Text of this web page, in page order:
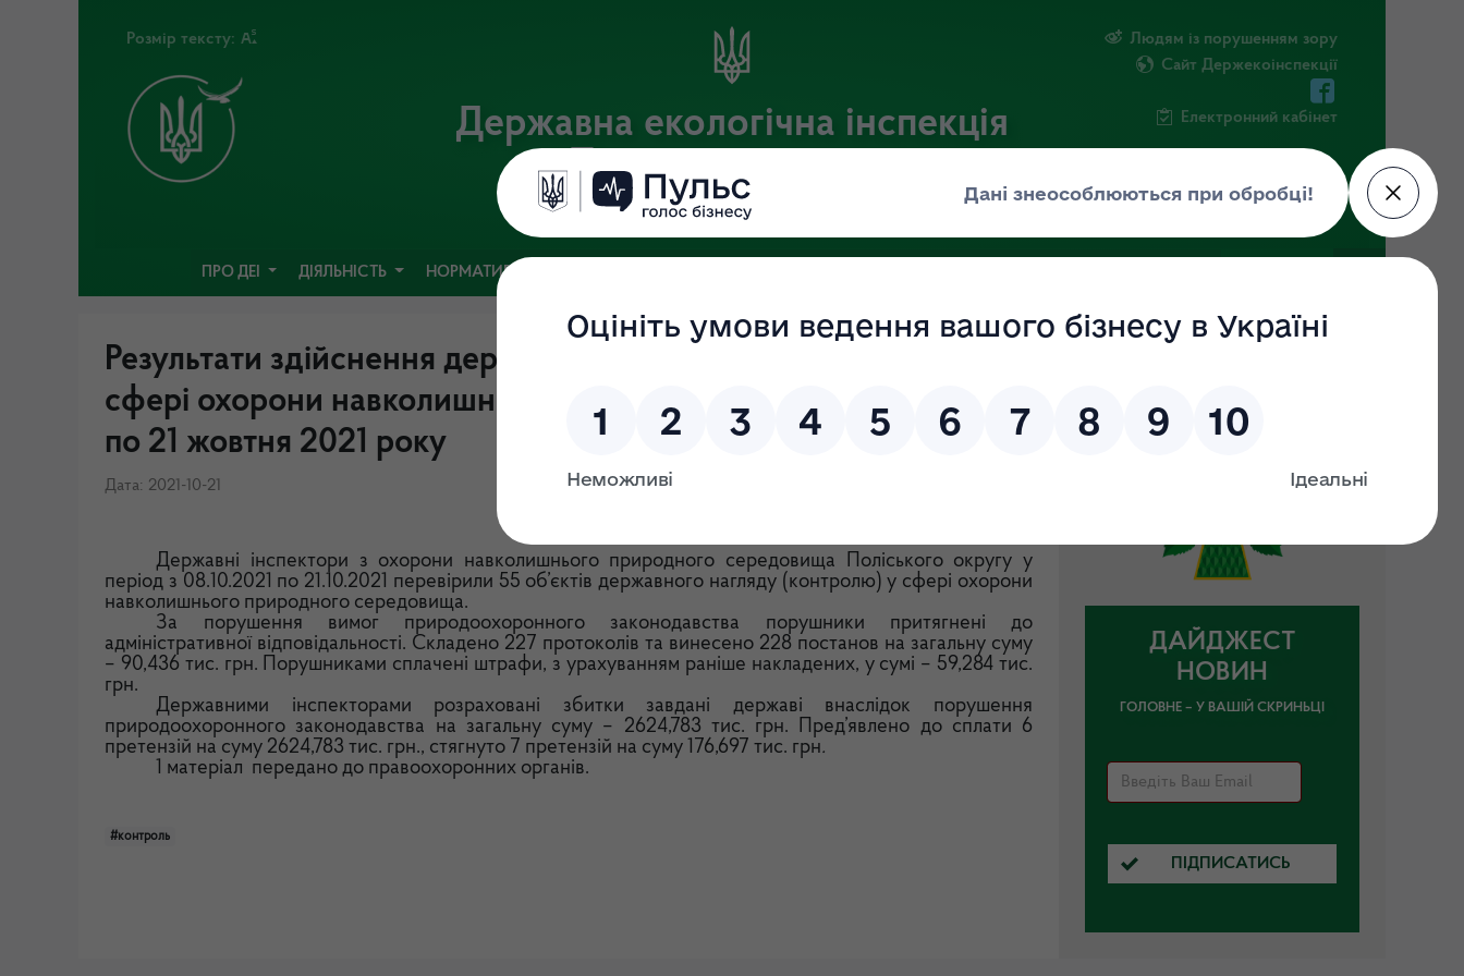
Розмір тексту:
Державна екологічна інспекція
Поліського округу
Офіційний веб-портал
Людям із порушенням зору
Сайт Держекоінспекції
Електронний кабінет
ПРО ДЕІ ДІЯЛЬНІСТЬ НОРМАТИВНА БАЗА
Результати здійснення державного нагляду (контролю) у
сфері охорони навколишнього природного середовища з 08
по 21 жовтня 2021 року
Дата: 2021-10-21
Державні інспектори з охорони навколишнього природного середовища Поліського округу у
період з 08.10.2021 по 21.10.2021 перевірили 55 об’єктів державного нагляду (контролю) у сфері охорони
навколишнього природного середовища.
За порушення вимог природоохоронного законодавства порушники притягнені до
адміністративної відповідальності. Складено 227 протоколів та винесено 228 постанов на загальну суму
– 90,436 тис. грн. Порушниками сплачені штрафи, з урахуванням раніше накладених, у сумі – 59,284 тис.
грн.
Державними інспекторами розраховані збитки завдані державі внаслідок порушення
природоохоронного законодавства на загальну суму – 2624,783 тис. грн. Пред’явлено до сплати 6
претензій на суму 2624,783 тис. грн., стягнуто 7 претензій на суму 176,697 тис. грн.
1 матеріал передано до правоохоронних органів.
#контроль
ДАЙДЖЕСТ
НОВИН
ГОЛОВНЕ – У ВАШІЙ СКРИНЬЦІ
ПІДПИСАТИСЬ